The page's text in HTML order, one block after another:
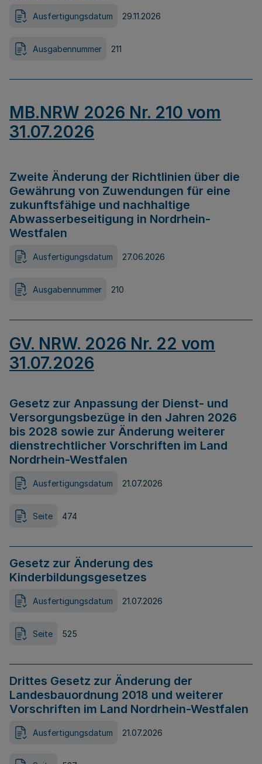
Ausfertigungsdatum 29.11.2026
Ausgabennummer 211
MB.NRW 2026 Nr. 210 vom
31.07.2026
Zweite Änderung der Richtlinien über die
Gewährung von Zuwendungen für eine
zukunftsfähige und nachhaltige
Abwasserbeseitigung in Nordrhein-
Westfalen
Ausfertigungsdatum 27.06.2026
Ausgabennummer 210
GV. NRW. 2026 Nr. 22 vom
31.07.2026
Gesetz zur Anpassung der Dienst- und
Versorgungsbezüge in den Jahren 2026
bis 2028 sowie zur Änderung weiterer
dienstrechtlicher Vorschriften im Land
Nordrhein-Westfalen
Ausfertigungsdatum 21.07.2026
Seite 474
Gesetz zur Änderung des
Kinderbildungsgesetzes
Ausfertigungsdatum 21.07.2026
Seite 525
Drittes Gesetz zur Änderung der
Landesbauordnung 2018 und weiterer
Vorschriften im Land Nordrhein-Westfalen
Ausfertigungsdatum 21.07.2026